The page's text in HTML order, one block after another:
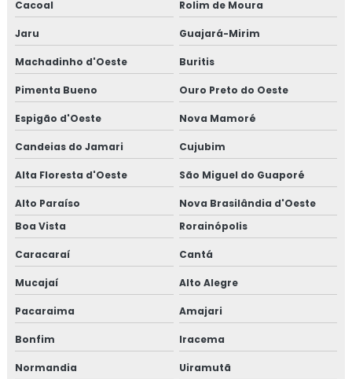
Cacoal Rolim de Moura
Jaru Guajará-Mirim
Machadinho d'Oeste Buritis
Pimenta Bueno Ouro Preto do Oeste
Espigão d'Oeste Nova Mamoré
Candeias do Jamari Cujubim
Alta Floresta d'Oeste São Miguel do Guaporé
Alto Paraíso
Nova Brasilândia d'Oeste
Boa Vista
Rorainópolis
Caracaraí Cantá
Mucajaí Alto Alegre
Pacaraima Amajari
Bonfim Iracema
Normandia Uiramutã